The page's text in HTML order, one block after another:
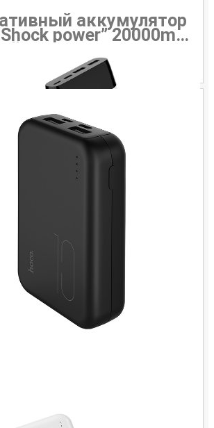
аккумулятор
power” 20000mAh